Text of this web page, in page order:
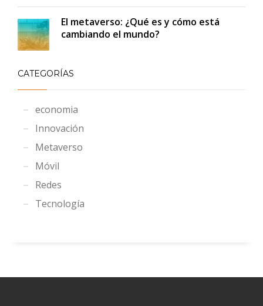
El metaverso: ¿Qué es y cómo está
cambiando el mundo?
CATEGORÍAS
economia
Innovación
Metaverso
Móvil
Redes
Tecnología